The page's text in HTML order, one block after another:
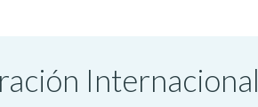
Internacional